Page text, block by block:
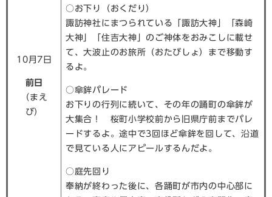
10月7日
前日
​（まえ
び）
○お下り（おくだり）
諏訪神社にまつられている「諏訪大神」「森崎
大神」「住吉大神」のご神体をおみこしに載せ
て、大波止のお旅所（おたびしょ）まで移動す
るよ。
○傘鉾パレード
お下りの行列に続いて、その年の踊町の傘鉾が
大集合！ 桜町小学校前から旧県庁前までパレ
ードするよ。途中で3回ほど傘鉾を回して、沿道
で見ている人にアピールするんだよ。
○庭先回り
奉納が終わった後に、各踊町が市内の中心部に